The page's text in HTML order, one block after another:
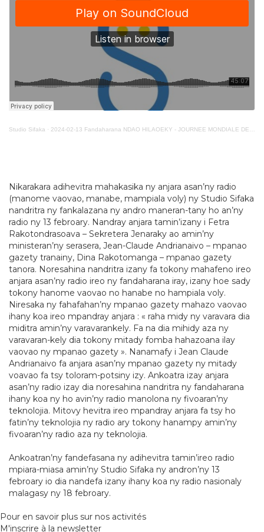
Studio Sifaka · 2024-02-13 Fandaharana NDAO HILAOEKY - JOURNEE MONDIALE DE LA RADIO
Nikarakara adihevitra mahakasika ny anjara asan’ny radio
(manome vaovao, manabe, mampiala voly) ny Studio Sifaka
nandritra ny fankalazana ny andro maneran-tany ho an’ny
radio ny 13 febroary. Nandray anjara tamin’izany i Fetra
Rakotondrasoava – Sekretera Jenaraky ao amin’ny
ministeran’ny serasera, Jean-Claude Andrianaivo – mpanao
gazety tranainy, Dina Rakotomanga – mpanao gazety
tanora. Noresahina nandritra izany fa tokony mahafeno ireo
anjara asan’ny radio ireo ny fandaharana iray, izany hoe sady
tokony hanome vaovao no hanabe no hampiala voly.
Niresaka ny fahafahan’ny mpanao gazety mahazo vaovao
ihany koa ireo mpandray anjara : « raha midy ny varavara dia
miditra amin’ny varavarankely. Fa na dia mihidy aza ny
varavaran-kely dia tokony mitady fomba hahazoana ilay
vaovao ny mpanao gazety ». Nanamafy i Jean Claude
Andrianaivo fa anjara asan’ny mpanao gazety ny mitady
voavao fa tsy toloram-potsiny izy. Ankoatra izay anjara
asan’ny radio izay dia noresahina nandritra ny fandaharana
ihany koa ny ho avin’ny radio manolona ny fivoaran’ny
teknolojia. Mitovy hevitra ireo mpandray anjara fa tsy ho
fatin’ny teknolojia ny radio ary tokony hanampy amin’ny
fivoaran’ny radio aza ny teknolojia.
Ankoatran’ny fandefasana ny adihevitra tamin’ireo radio
mpiara-miasa amin’ny Studio Sifaka ny andron’ny 13
febroary io dia nandefa izany ihany koa ny radio nasionaly
malagasy ny 18 febroary.
Pour en savoir plus sur nos activités
M'inscrire à la newsletter